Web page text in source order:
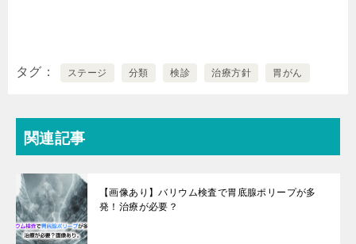
タグ ステージ 分類 検診 治療方針 胃がん
関連記事
【画像あり】バリウム検査で胃底腺ポリープが多
発！治療が必要？